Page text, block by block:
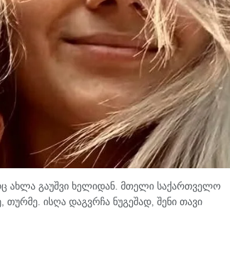
ახლა გაუშვი ხელიდან. მთელი საქართველო
ისღა დაგვრჩა ნუგეშად, შენი თავი